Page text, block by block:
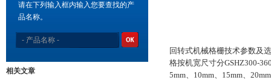
请在下列输入框内输入您要查找的产
品名称。
相关文章
回转式机械格栅技术参数及
格按机宽尺寸分GSHZ300-
5mm、 10mm、 15mm、 20mm